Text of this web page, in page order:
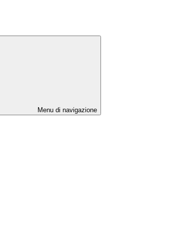
Menu di navigazione